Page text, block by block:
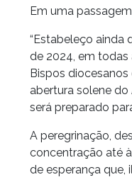
Em uma
“Estabeleço ainda
de 2024, em todas
Bispos
abertura solene do
será preparado
A peregrinação,
concentração até
de esperança que,